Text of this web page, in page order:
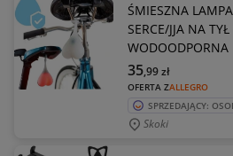
ŚMIESZNA
SERCE/JJA NA
WODOODPORNA
OFERTA ZALLEGRO
35,99zł
SPRZEDAJĄCY:
Skoki